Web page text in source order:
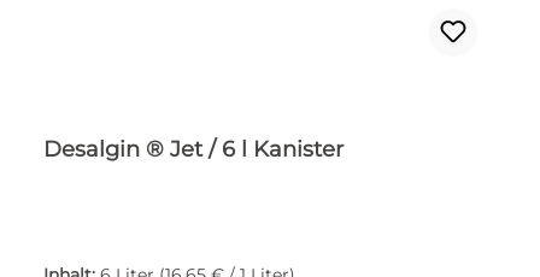
Desalgin ® Jet / 6 l Kanister